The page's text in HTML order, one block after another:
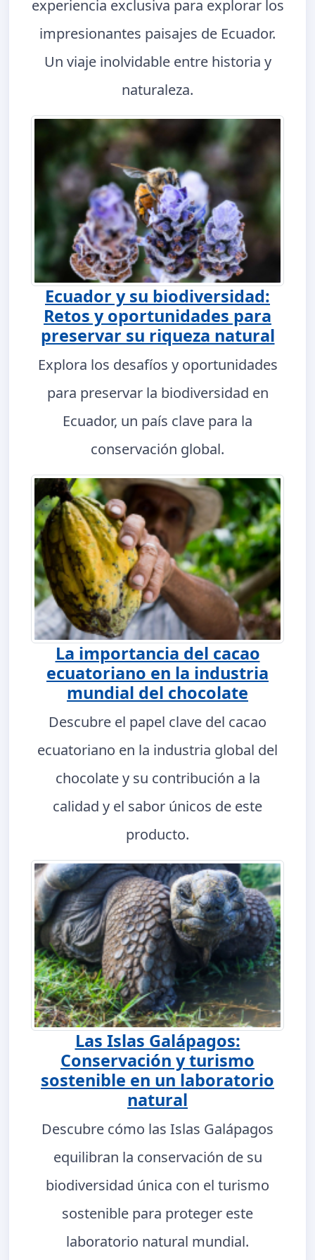
experiencia exclusiva para explorar los
impresionantes paisajes de Ecuador.
Un viaje inolvidable entre historia y
naturaleza.
Ecuador y su biodiversidad:
Retos y oportunidades para
preservar su riqueza natural
Explora los desafíos y oportunidades
para preservar la biodiversidad en
Ecuador, un país clave para la
conservación global.
La importancia del cacao
ecuatoriano en la industria
mundial del chocolate
Descubre el papel clave del cacao
ecuatoriano en la industria global del
chocolate y su contribución a la
calidad y el sabor únicos de este
producto.
Las Islas Galápagos:
Conservación y turismo
sostenible en un laboratorio
natural
Descubre cómo las Islas Galápagos
equilibran la conservación de su
biodiversidad única con el turismo
sostenible para proteger este
laboratorio natural mundial.